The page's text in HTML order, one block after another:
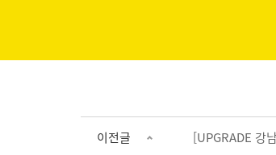
이전글 [UPGRADE 강